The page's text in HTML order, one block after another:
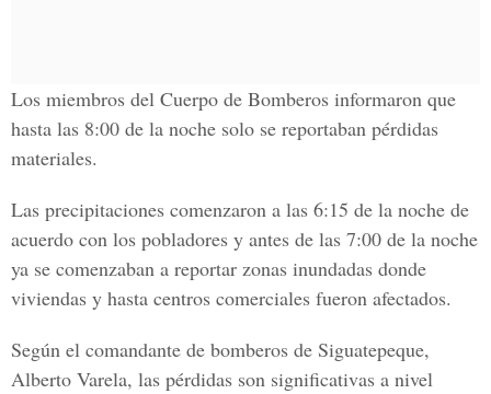
Los miembros del Cuerpo de Bomberos informaron que
hasta las 8:00 de la noche solo se reportaban pérdidas
materiales.
Las precipitaciones comenzaron a las 6:15 de la noche de
acuerdo con los pobladores y antes de las 7:00 de la noche
ya se comenzaban a reportar zonas inundadas donde
viviendas y hasta centros comerciales fueron afectados.
Según el comandante de bomberos de Siguatepeque,
Alberto Varela, las pérdidas son significativas a nivel